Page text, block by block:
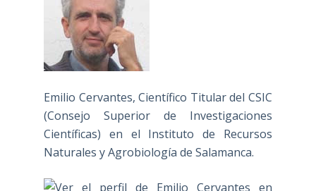
Emilio Cervantes, Científico Titular del CSIC
(Consejo Superior de Investigaciones
Científicas) en el Instituto de Recursos
Naturales y Agrobiología de Salamanca.